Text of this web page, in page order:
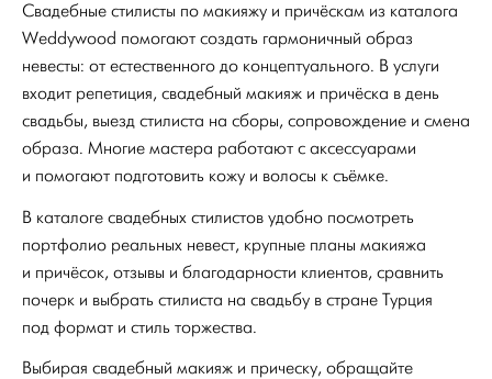
Свадебные стилисты по макияжу и причёскам из каталога
Weddywood помогают создать гармоничный образ
невесты: от естественного до концептуального. В услуги
входит репетиция, свадебный макияж и причёска в день
свадьбы, выезд стилиста на сборы, сопровождение и смена
образа. Многие мастера работают с аксессуарами
и помогают подготовить кожу и волосы к съёмке.
В каталоге свадебных стилистов удобно посмотреть
портфолио реальных невест, крупные планы макияжа
и причёсок, отзывы и благодарности клиентов, сравнить
почерк и выбрать стилиста на свадьбу в стране Турция
под формат и стиль торжества.
Выбирая свадебный макияж и прическу, обращайте